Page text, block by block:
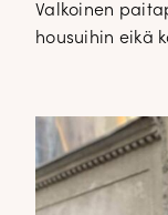
Valkoinen
housuihin eikä